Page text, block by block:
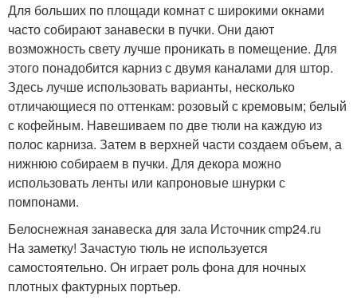
Для больших по площади комнат с широкими окнами
часто собирают занавески в пучки. Они дают
возможность свету лучше проникать в помещение. Для
этого понадобится карниз с двумя каналами для штор.
Здесь лучше использовать варианты, несколько
отличающиеся по оттенкам: розовый с кремовым; белый
с кофейным. Навешиваем по две тюли на каждую из
полос карниза. Затем в верхней части создаем объем, а
нижнюю собираем в пучки. Для декора можно
использовать ленты или капроновые шнурки с
помпонами.
Белоснежная занавеска для зала Источник cmp24.ru
На заметку! Зачастую тюль не используется
самостоятельно. Он играет роль фона для ночных
плотных фактурных портьер.